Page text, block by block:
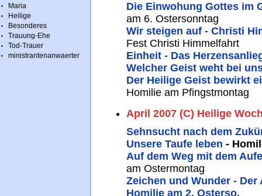
Maria
Heilige
Besonderes
Trauung-Ehe
Tod-Trauer
ministrantenanwaerter
Die Einwohung Gottes im
am 6. Ostersonntag
Wir steigen auf - Christi
Fest Christi Himmelfahrt
Einheit - Das
Welcher Geist weht bei
Der Heilige Geist bewirkt
Homilie am Pfingstmontag
April 2007 (C) Heilige
Sehnsucht nach dem
Unsere Taufe leben -
Auf dem Weg mit dem
am Ostermontag
Zeichen und Wunder -
Homilie am 2. Osterso.